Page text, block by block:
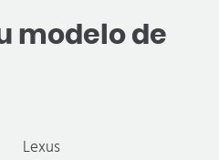
modelo de
Lexus